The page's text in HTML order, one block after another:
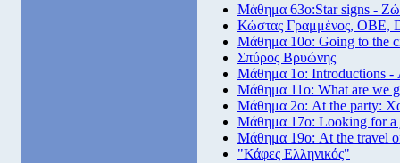
Μάθημα 63ο:Star signs -
Κώστας Γραμμένος, ΟΒΕ,
Μάθημα 10ο: Going to the
Σπύρος Βρυώνης
Μάθημα 1ο: Introductions -
Μάθημα 11ο: What are we
Μάθημα 2ο: At the party:
Μάθημα 17ο: Looking for a
Μάθημα 19ο: At the travel
"Κάφες Ελληνικός"